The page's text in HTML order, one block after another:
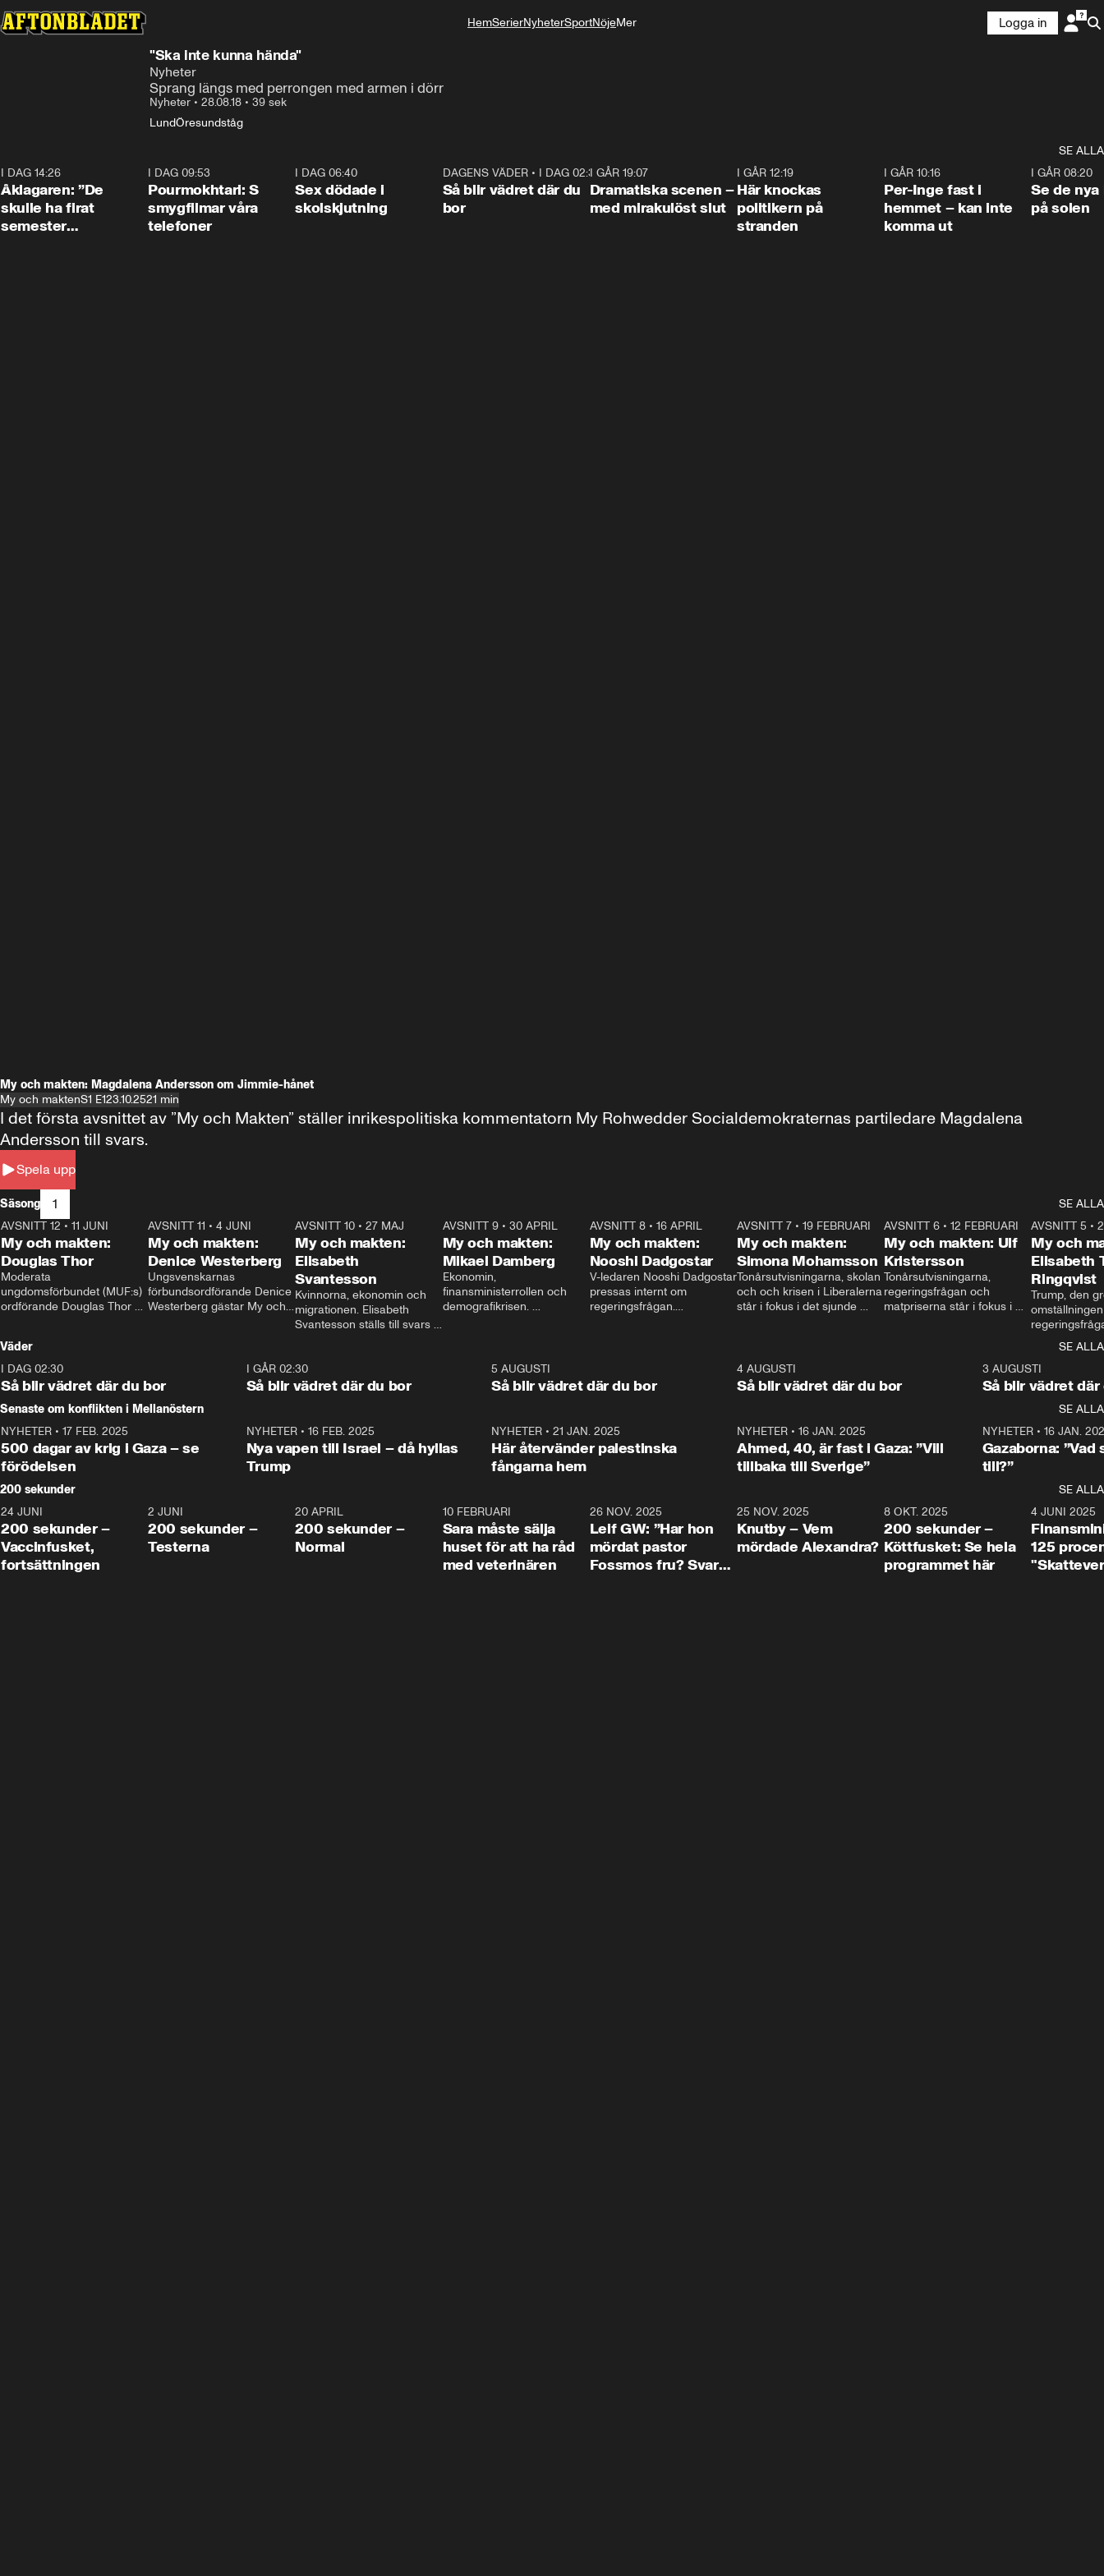
HemSerierNyheterSportNöjeMer
Logga in
"Ska inte kunna hända"
Nyheter
Sprang längs med perrongen med armen i dörr
Nyheter • 28.08.18 • 39 sek
LundÖresundståg
SE ALLA
I DAG 14:26
Åklagaren: ”De
skulle ha firat
semester
I DAG 09:53
Pourmokhtari: S
smygfilmar våra
telefoner
I DAG 06:40
Sex dödade i
skolskjutning
1:06
DAGENS VÄDER• I DAG 02:30
Så blir vädret där du
bor
I GÅR 19:07
Dramatiska scenen –
med mirakulöst slut
I GÅR 12:19
Här knockas
politikern på
stranden
I GÅR 10:16
Per-Inge fast i
hemmet – kan inte
komma ut
I GÅR 08:20
Se de
på solen
My och makten: Magdalena Andersson om Jimmie-hånet
My och maktenS1 E123.10.2521 min
Spela upp
I det första avsnittet av ”My och Makten” ställer inrikespolitiska kommentatorn My Rohwedder Socialdemokraternas partiledare Magdalena
Andersson till svars.
Säsong 1
SE ALLA
26:27
AVSNITT 12 • 11 JUNI
My och makten:
Douglas Thor
Moderata
ungdomsförbundet (MUF:s)
ordförande Douglas Thor
tonårsutvisningarna och hur
Moderaterna ska locka
väljare till valet i höst.
23:40
AVSNITT 11 •4 JUNI
My och makten:
Denice Westerberg
Ungsvenskarnas
förbundsordförande Denice
Westerberg gästar My och
AVSNITT 10 •27 MAJ
My och makten:
Elisabeth
Svantesson
Kvinnorna, ekonomin och
migrationen. Elisabeth
Svantesson ställs till svars
AVSNITT 9• 30 APRIL
My och makten:
Mikael Damberg
Ekonomin,
finansministerrollen och
demografikrisen.
och Makten.
AVSNITT 8• 16 APRIL
My och makten:
Nooshi Dadgostar
V-ledaren Nooshi Dadgostar
pressas internt om
regeringsfrågan.
– Vi ställer upp i val. Ska vi
vara med så sitter vi förstås
24:30
AVSNITT 7• 19 FEBRUARI
My och makten:
Simona Mohamsson
Tonårsutvisningarna, skolan
och och krisen i Liberalerna
står i fokus i det sjunde
kommentator My
Rohwedder ställer
utbildnings- och
Mohamsson till svars.
27:30
AVSNITT 6 •12 FEBRUARI
My och makten: Ulf
Kristersson
Tonårsutvisningarna,
regeringsfrågan och
matpriserna står i fokus i
Rohwedder ställer
statsminister Ulf Kristersson
AVSNITT 5 •
My och
Elisabeth
Ringqvist
Trump, den
centrum i
avsnittet av
Makten”. Se
Aftonbladets
Rohwedder
Thand Ring
Väder
SE ALLA
I DAG 02:30
Så blir vädret där du bor
1:06
I GÅR 02:30
Så blir vädret där du bor
5 AUGUSTI
Så blir vädret där du bor
4 AUGUSTI
Så blir vädret där du bor
3 AUGUSTI
Så blir vädret där
Senaste om konflikten i Mellanöstern
SE ALLA
NYHETER • 17 FEB. 2025
500 dagar av krig i Gaza – se
förödelsen
NYHETER• 16 FEB. 2025
Nya vapen till Israel – då hyllas
Trump
NYHETER •21 JAN. 2025
Här återvänder palestinska
fångarna hem
NYHETER• 16 JAN. 2025
Ahmed, 40, är fast i Gaza: ”Vill
tillbaka till Sverige”
NYHETER• 16 JAN.
Gazaborna:
till?”
200 sekunder
SE ALLA
5:00
24 JUNI
200 sekunder –
Vaccinfusket,
fortsättningen
4:23
2 JUNI
200 sekunder –
Testerna
20 APRIL
200 sekunder –
Normal
10 FEBRUARI
Sara måste sälja
huset för att ha råd
med veterinären
26 NOV. 2025
Leif GW: ”Har hon
mördat pastor
Fossmos fru? Svar
31:05
25 NOV. 2025
Knutby – Vem
mördade Alexandra?
4:29
8 OKT. 2025
200 sekunder –
Köttfusket: Se hela
programmet här
4 JUNI 2025
125